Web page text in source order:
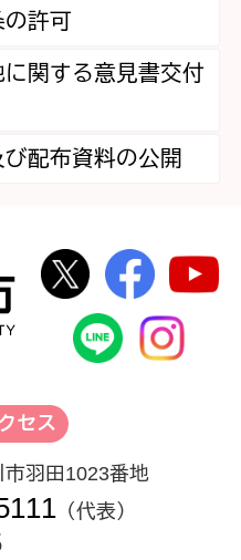
許可
関する意見書交付
配布資料の公開
桜川市
桜川市公式
桜川
桜川市公
セス
羽田1023番地
（代表）